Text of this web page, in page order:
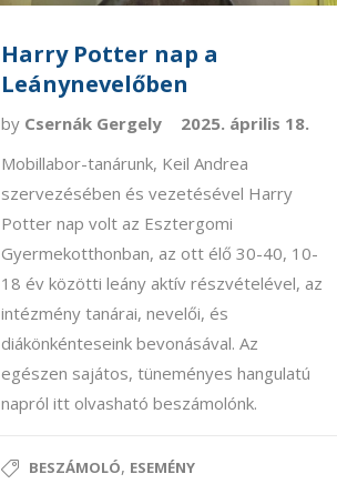
Harry Potter nap a
Leánynevelőben
by Csernák Gergely
2025. április 18.
Mobillabor-tanárunk, Keil Andrea
szervezésében és vezetésével Harry
Potter nap volt az Esztergomi
Gyermekotthonban, az ott élő 30-40, 10-
18 év közötti leány aktív részvételével, az
intézmény tanárai, nevelői, és
diákönkénteseink bevonásával. Az
egészen sajátos, tüneményes hangulatú
napról itt olvasható beszámolónk.
BESZÁMOLÓ, ESEMÉNY